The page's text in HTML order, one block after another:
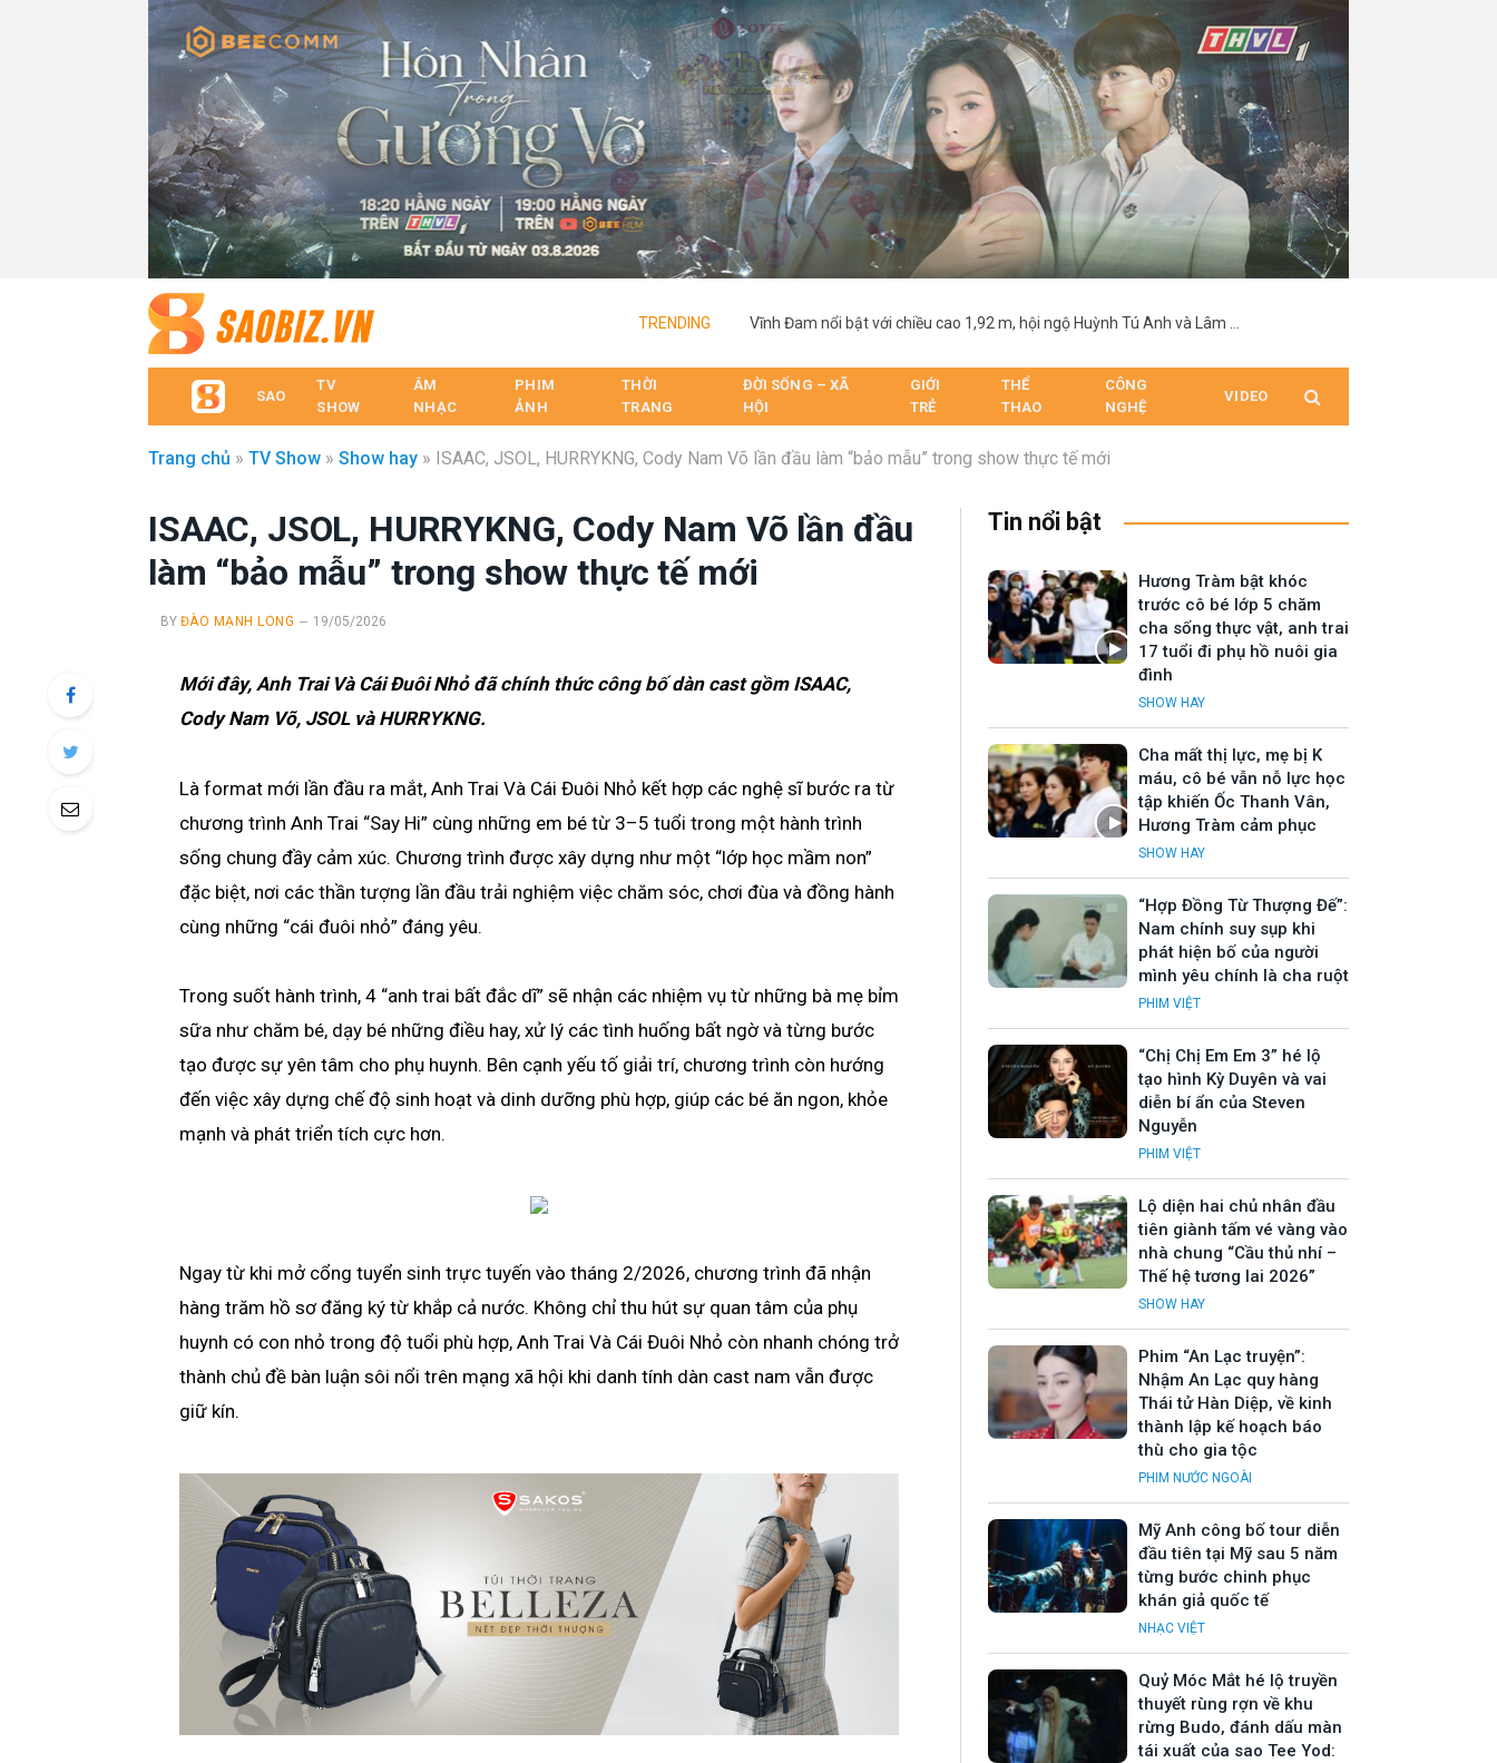
TRENDING
SAO
TV
SHOW
ÂM
NHẠC
PHIM
ẢNH
THỜI
TRANG
ĐỜI SỐNG – XÃ
HỘI
GIỚI
TRẺ
THỂ
THAO
CÔNG
NGHỆ
VIDEO
Trang chủ » TV Show » Show hay » ISAAC, JSOL, HURRYKNG, Cody Nam Võ lần đầu làm “bảo mẫu” trong show thực tế mới
ISAAC, JSOL, HURRYKNG, Cody Nam Võ lần đầu
làm “bảo mẫu” trong show thực tế mới
BY ĐÀO MẠNH LONG 19/05/2026
Mới đây, Anh Trai Và Cái Đuôi Nhỏ đã chính thức công bố dàn cast gồm ISAAC,
Cody Nam Võ, JSOL và HURRYKNG.
Là format mới lần đầu ra mắt, Anh Trai Và Cái Đuôi Nhỏ kết hợp các nghệ sĩ bước ra từ
chương trình Anh Trai “Say Hi” cùng những em bé từ 3–5 tuổi trong một hành trình
sống chung đầy cảm xúc. Chương trình được xây dựng như một “lớp học mầm non”
đặc biệt, nơi các thần tượng lần đầu trải nghiệm việc chăm sóc, chơi đùa và đồng hành
cùng những “cái đuôi nhỏ” đáng yêu.
Trong suốt hành trình, 4 “anh trai bất đắc dĩ” sẽ nhận các nhiệm vụ từ những bà mẹ bỉm
sữa như chăm bé, dạy bé những điều hay, xử lý các tình huống bất ngờ và từng bước
tạo được sự yên tâm cho phụ huynh. Bên cạnh yếu tố giải trí, chương trình còn hướng
đến việc xây dựng chế độ sinh hoạt và dinh dưỡng phù hợp, giúp các bé ăn ngon, khỏe
mạnh và phát triển tích cực hơn.
Ngay từ khi mở cổng tuyển sinh trực tuyến vào tháng 2/2026, chương trình đã nhận
hàng trăm hồ sơ đăng ký từ khắp cả nước. Không chỉ thu hút sự quan tâm của phụ
huynh có con nhỏ trong độ tuổi phù hợp, Anh Trai Và Cái Đuôi Nhỏ còn nhanh chóng trở
thành chủ đề bàn luận sôi nổi trên mạng xã hội khi danh tính dàn cast nam vẫn được
giữ kín.
Tin nổi bật
Hương Tràm bật khóc
trước cô bé lớp 5 chăm
cha sống thực vật, anh trai
17 tuổi đi phụ hồ nuôi gia
đình
SHOW HAY
Cha mất thị lực, mẹ bị K
máu, cô bé vẫn nỗ lực học
tập khiến Ốc Thanh Vân,
Hương Tràm cảm phục
SHOW HAY
“Hợp Đồng Từ Thượng Đế”:
Nam chính suy sụp khi
phát hiện bố của người
mình yêu chính là cha ruột
PHIM VIỆT
“Chị Chị Em Em 3” hé lộ
tạo hình Kỳ Duyên và vai
diễn bí ẩn của Steven
Nguyễn
PHIM VIỆT
Lộ diện hai chủ nhân đầu
tiên giành tấm vé vàng vào
nhà chung “Cầu thủ nhí –
Thế hệ tương lai 2026”
SHOW HAY
Phim “An Lạc truyện”:
Nhậm An Lạc quy hàng
Thái tử Hàn Diệp, về kinh
thành lập kế hoạch báo
thù cho gia tộc
PHIM NƯỚC NGOÀI
Mỹ Anh công bố tour diễn
đầu tiên tại Mỹ sau 5 năm
từng bước chinh phục
khán giả quốc tế
NHẠC VIỆT
Quỷ Móc Mắt hé lộ truyền
thuyết rùng rợn về khu
rừng Budo, đánh dấu màn
tái xuất của sao Tee Yod: